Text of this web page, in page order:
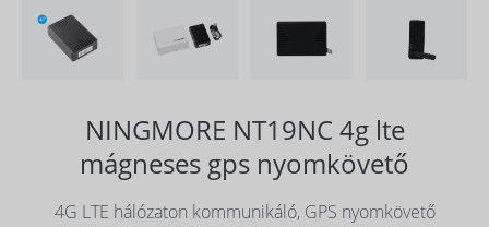
NINGMORE NT19NC 4g lte
mágneses gps nyomkövető
4G LTE hálózaton kommunikáló, GPS nyomkövető